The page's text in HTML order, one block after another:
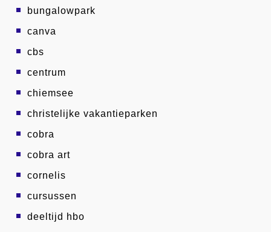
bungalowpark
canva
cbs
centrum
chiemsee
christelijke vakantieparken
cobra
cobra art
cornelis
cursussen
deeltijd hbo